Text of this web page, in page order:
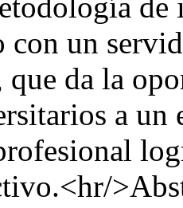
un
que da la
a un